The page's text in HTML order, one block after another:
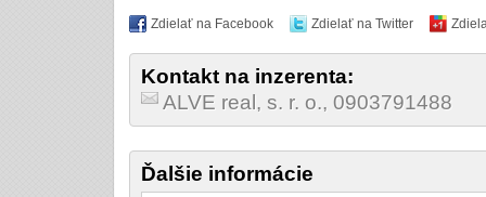
Zdielať na Facebook Zdielať na Twitter
Kontakt na inzerenta:
ALVE real, s. r. o., 0903791488
Ďalšie informácie